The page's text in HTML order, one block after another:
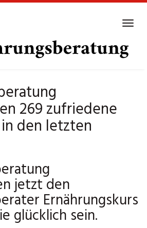
269 zufriedene
den letzten
jetzt den
Ernährungskurs
glücklich sein.